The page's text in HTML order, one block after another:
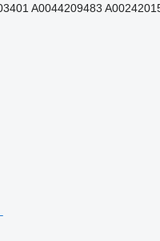
A0044209483